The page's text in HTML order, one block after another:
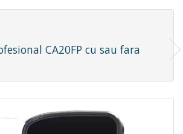
CA20FP cu sau fara